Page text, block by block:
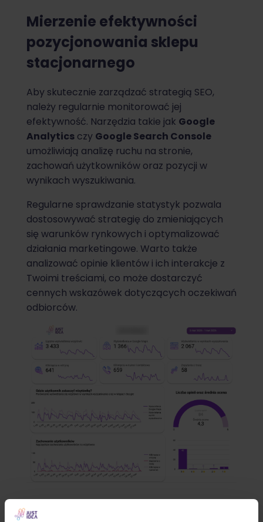
Mierzenie efektywności
pozycjonowania sklepu
stacjonarnego
Aby skutecznie zarządzać strategią SEO,
należy regularnie monitorować jej
efektywność. Narzędzia takie jak Google
Analytics czy Google Search Console
umożliwiają analizę ruchu na stronie,
zachowań użytkowników oraz pozycji w
wynikach wyszukiwania.
Regularne sprawdzanie statystyk pozwala
dostosowywać strategię do zmieniających
się warunków rynkowych i optymalizować
działania marketingowe. Warto także
analizować opinie klientów i ich interakcje z
Twoimi treściami, co może dostarczyć
cennych wskazówek dotyczących oczekiwań
odbiorców.
Przykład rozbudowanego raportu dla